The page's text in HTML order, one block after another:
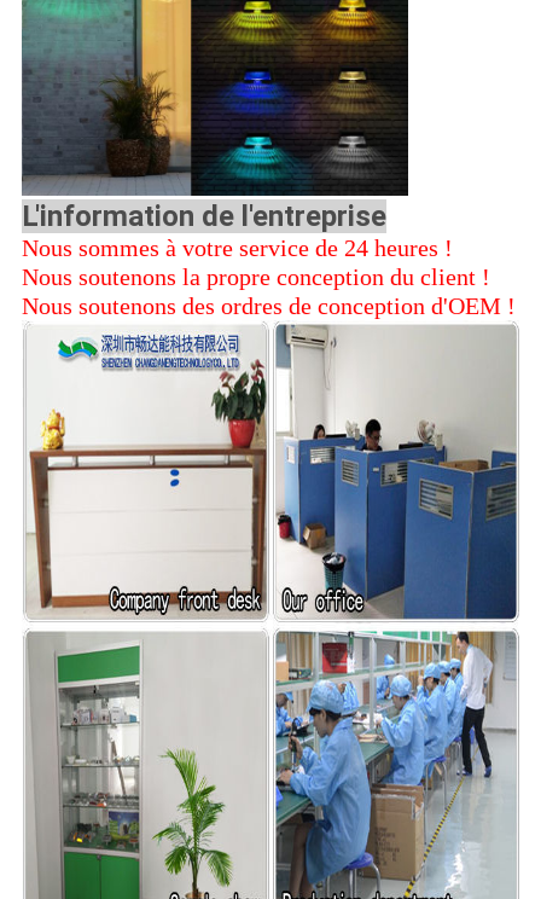
L'information de l'entreprise
Nous sommes à votre service de 24 heures !
Nous soutenons la propre conception du client !
Nous soutenons des ordres de conception d'OEM !